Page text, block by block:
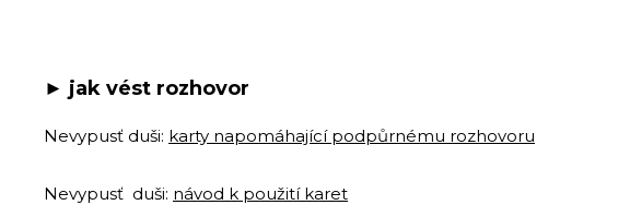
► jak vést rozhovor
Nevypusť duši: karty napomáhající podpůrnému rozhovoru
Nevypusť duši: návod k použití karet